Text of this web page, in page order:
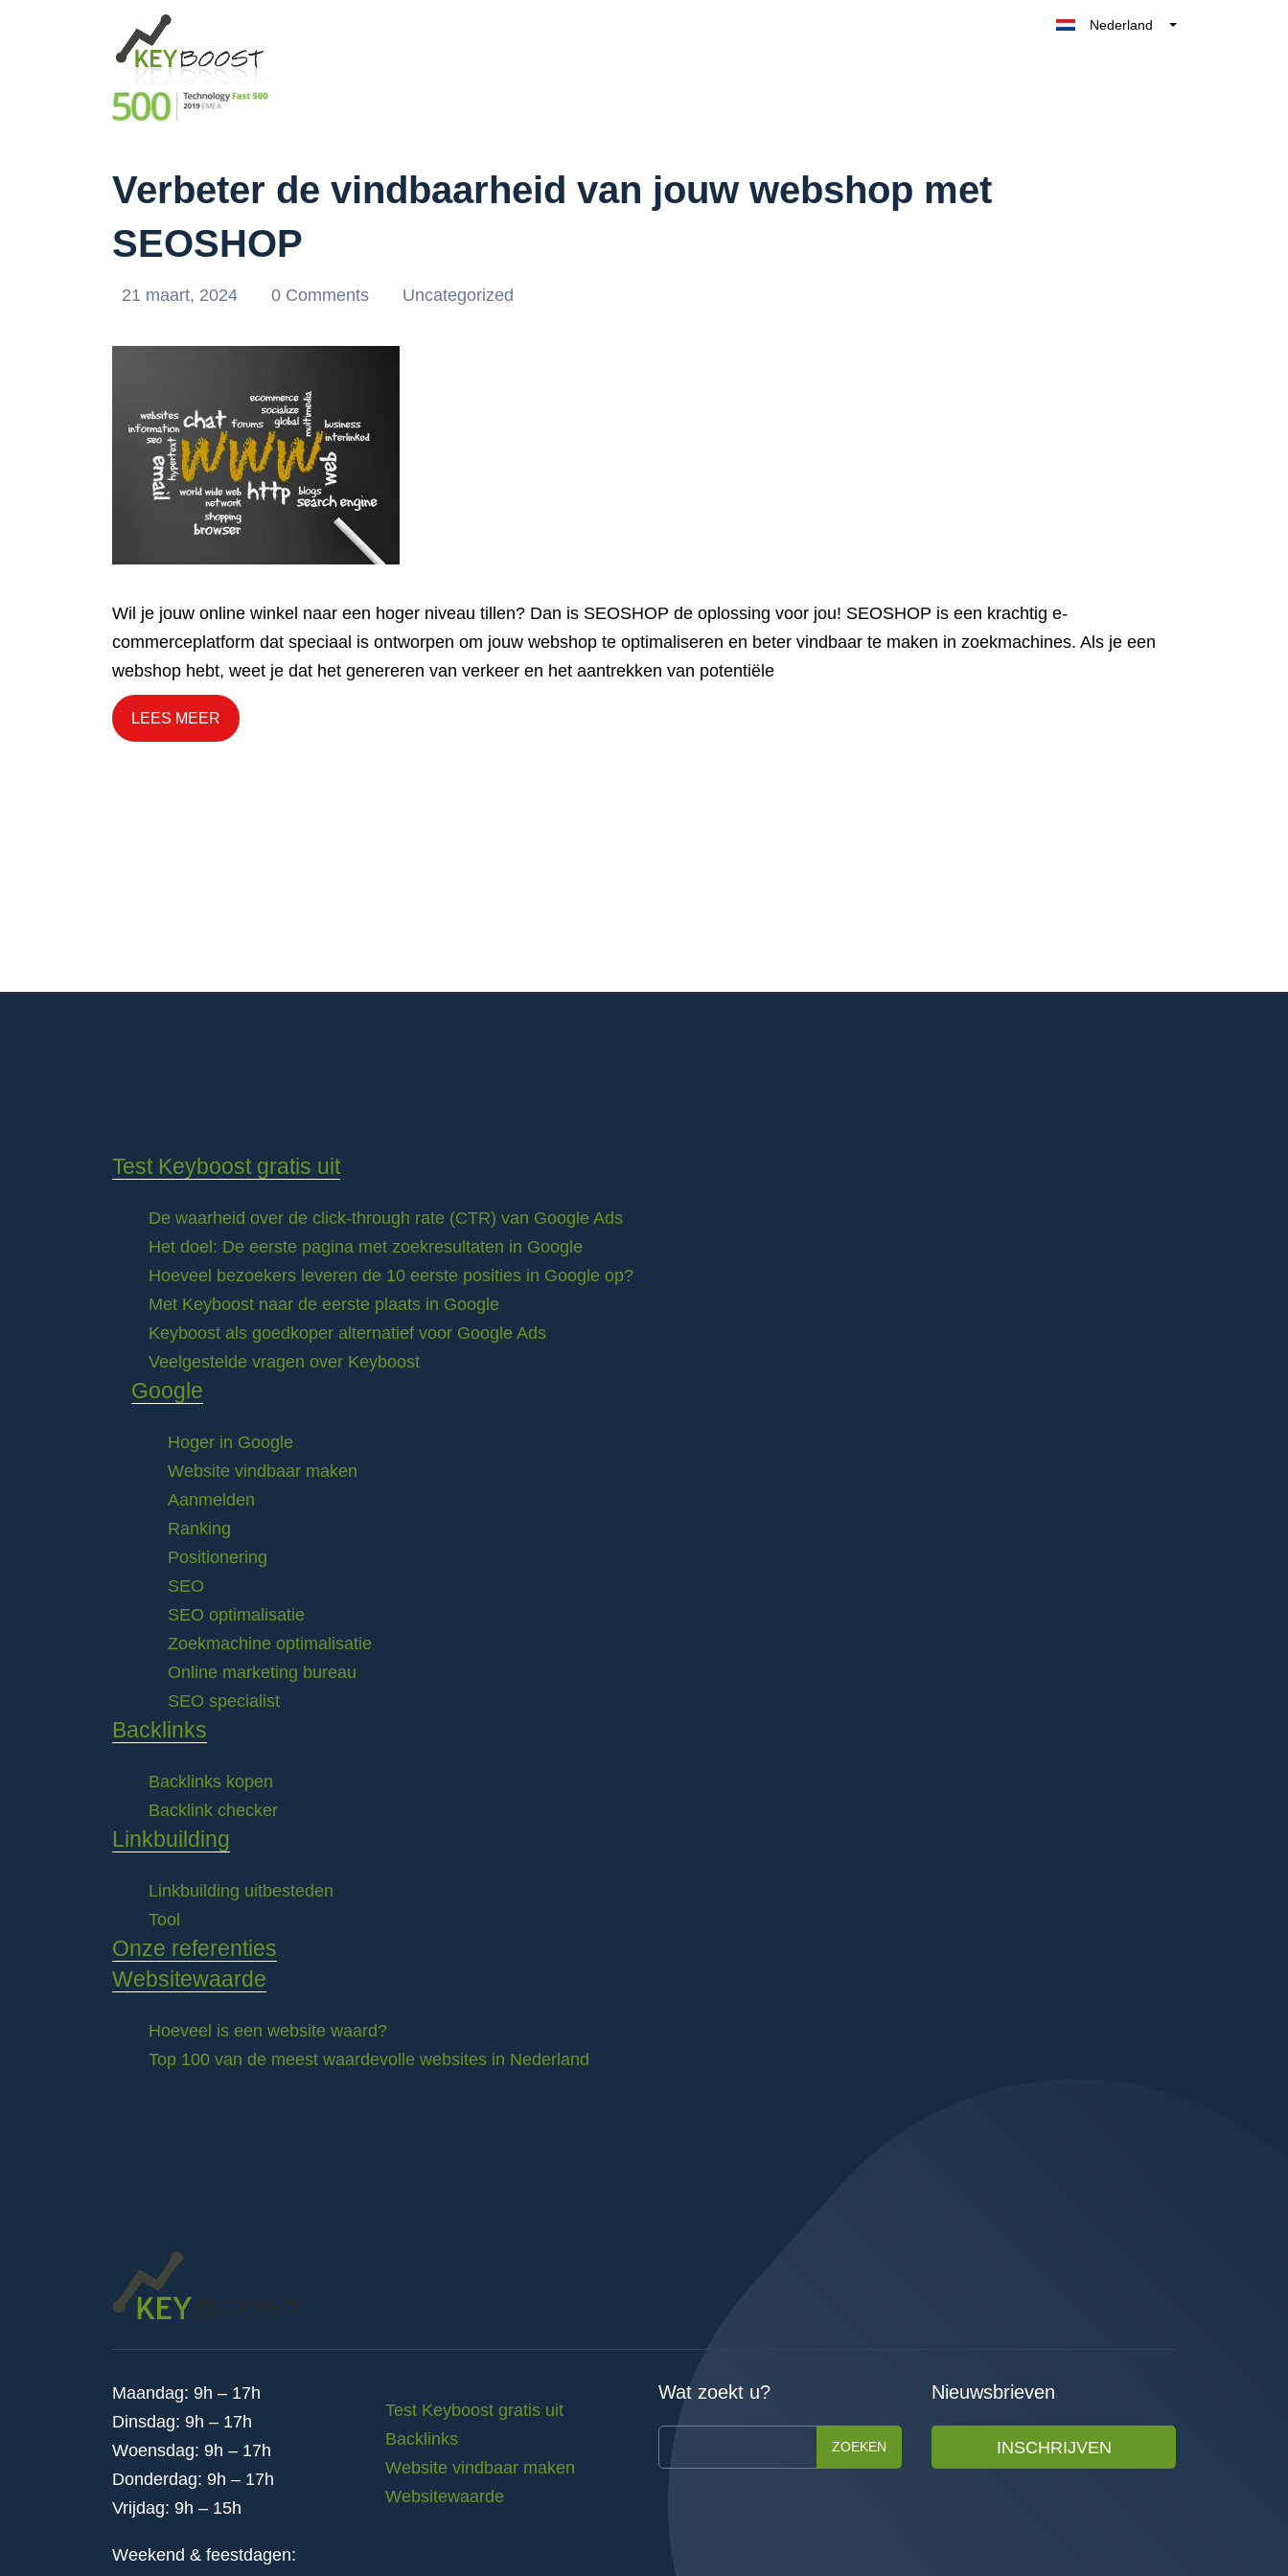
Nederland
Verbeter de vindbaarheid van jouw webshop met
SEOSHOP
21 maart, 2024 0 Comments Uncategorized
Wil je jouw online winkel naar een hoger niveau tillen? Dan is SEOSHOP de oplossing voor jou! SEOSHOP is een krachtig e-
commerceplatform dat speciaal is ontworpen om jouw webshop te optimaliseren en beter vindbaar te maken in zoekmachines. Als je een
webshop hebt, weet je dat het genereren van verkeer en het aantrekken van potentiële
LEES MEER
Test Keyboost gratis uit
De waarheid over de click-through rate (CTR) van Google Ads
Het doel: De eerste pagina met zoekresultaten in Google
Hoeveel bezoekers leveren de 10 eerste posities in Google op?
Met Keyboost naar de eerste plaats in Google
Keyboost als goedkoper alternatief voor Google Ads
Veelgestelde vragen over Keyboost
Google
Hoger in Google
Website vindbaar maken
Aanmelden
Ranking
Positionering
SEO
SEO optimalisatie
Zoekmachine optimalisatie
Online marketing bureau
SEO specialist
Backlinks
Backlinks kopen
Backlink checker
Linkbuilding
Linkbuilding uitbesteden
Tool
Onze referenties
Websitewaarde
Hoeveel is een website waard?
Top 100 van de meest waardevolle websites in Nederland
Maandag: 9h – 17h
Dinsdag: 9h – 17h
Woensdag: 9h – 17h
Donderdag: 9h – 17h
Vrijdag: 9h – 15h
Weekend & feestdagen:
Test Keyboost gratis uit
Backlinks
Website vindbaar maken
Websitewaarde
Wat zoekt u?
ZOEKEN
Nieuwsbrieven
INSCHRIJVEN